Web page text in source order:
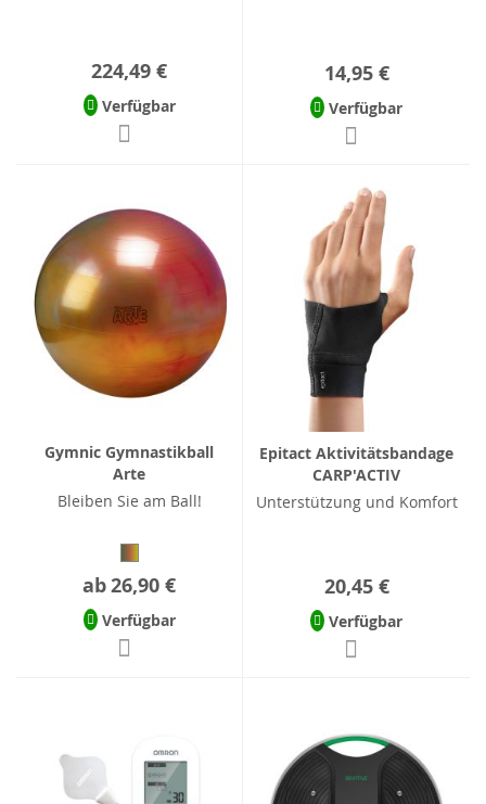
224,49 €
Verfügbar
14,95 €
Verfügbar
Gymnic Gymnastikball
Arte
Bleiben Sie am Ball!
ab26,90 €
Verfügbar
Epitact Aktivitätsbandage
CARP'ACTIV
Unterstützung und Komfort
20,45 €
Verfügbar